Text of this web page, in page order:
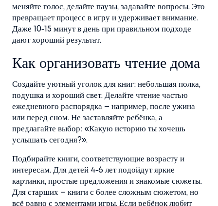
меняйте голос, делайте паузы, задавайте вопросы. Это
превращает процесс в игру и удерживает внимание.
Даже 10‑15 минут в день при правильном подходе
дают хороший результат.
Как организовать чтение дома
Создайте уютный уголок для книг: небольшая полка,
подушка и хороший свет. Делайте чтение частью
ежедневного распорядка – например, после ужина
или перед сном. Не заставляйте ребёнка, а
предлагайте выбор: «Какую историю ты хочешь
услышать сегодня?».
Подбирайте книги, соответствующие возрасту и
интересам. Для детей 4‑6 лет подойдут яркие
картинки, простые предложения и знакомые сюжеты.
Для старших – книги с более сложным сюжетом, но
всё равно с элементами игры. Если ребёнок любит